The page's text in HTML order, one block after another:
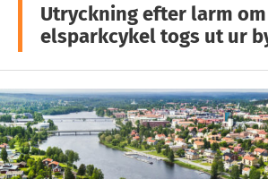
Utryckning efter larm
elsparkcykel togs ut ur